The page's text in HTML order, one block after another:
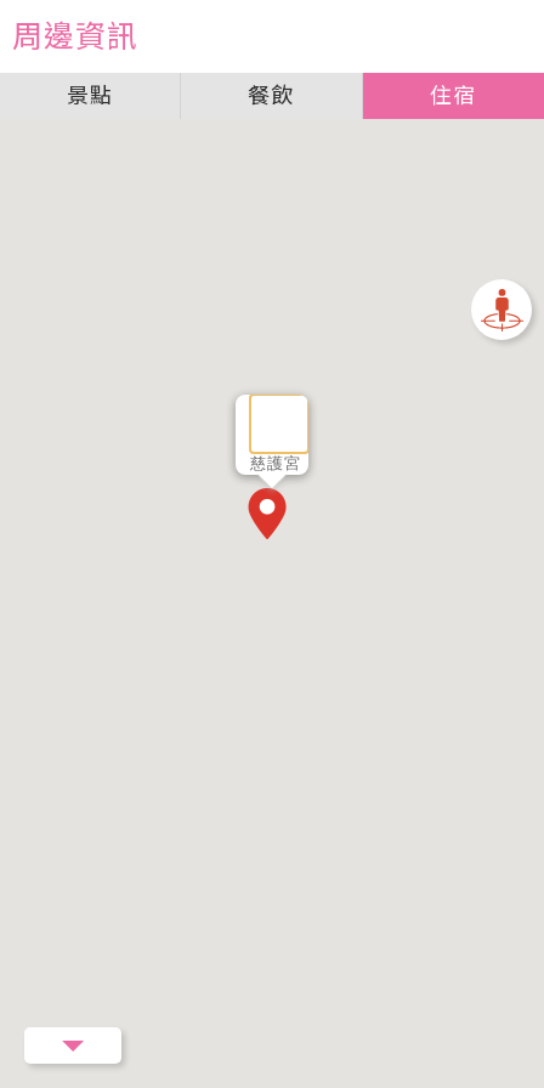
慈護宮
周邊資訊
景點 餐飲 住宿